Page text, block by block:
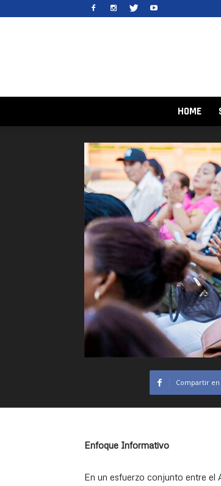
HOME
Compartir en
Enfoque Informativo
En un esfuerzo conjunto entre el